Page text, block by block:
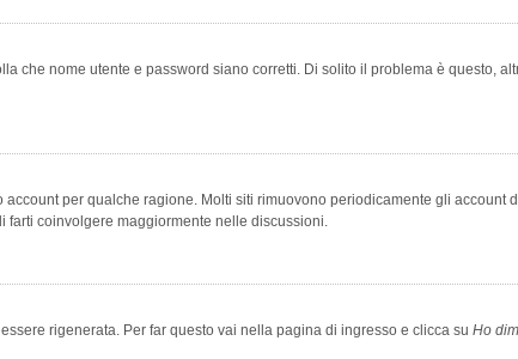
che nome utente e password siano corretti. Di solito il problema è questo,
per qualche ragione. Molti siti rimuovono periodicamente gli
farti coinvolgere maggiormente nelle discussioni.
rigenerata. Per far questo vai nella pagina di ingresso e clicca su Ho